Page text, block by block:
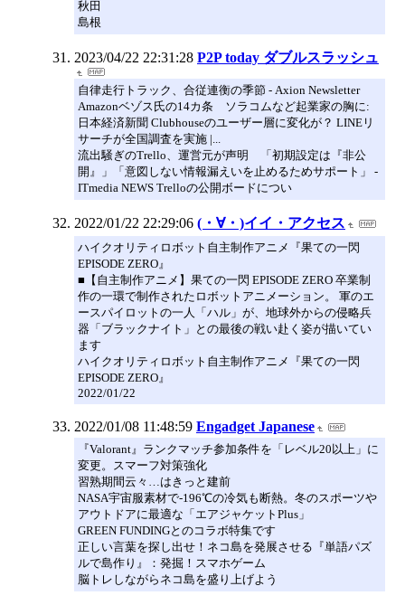
秋田
島根
2023/04/22 22:31:28 P2P today ダブルスラッシュ
自律走行トラック、合従連衡の季節 - Axion Newsletter
Amazonベゾス氏の14カ条 ソラコムなど起業家の胸に:
日本経済新聞 Clubhouseのユーザー層に変化が？ LINEリ
サーチが全国調査を実施 |...
流出騒ぎのTrello、運営元が声明 「初期設定は『非公
開』」「意図しない情報漏えいを止めるためサポート」 -
ITmedia NEWS Trelloの公開ボードについ
2022/01/22 22:29:06 (・∀・)イイ・アクセス
ハイクオリティロボット自主制作アニメ『果ての一閃
EPISODE ZERO』
■【自主制作アニメ】果ての一閃 EPISODE ZERO 卒業制
作の一環で制作されたロボットアニメーション。 軍のエ
ースパイロットの一人「ハル」が、地球外からの侵略兵
器「ブラックナイト」との最後の戦い赴く姿が描いてい
ます
ハイクオリティロボット自主制作アニメ『果ての一閃
EPISODE ZERO』
2022/01/22
2022/01/08 11:48:59 Engadget Japanese
『Valorant』ランクマッチ参加条件を「レベル20以上」に
変更。スマーフ対策強化
習熟期間云々…はきっと建前
NASA宇宙服素材で-196℃の冷気も断熱。冬のスポーツや
アウトドアに最適な「エアジャケットPlus」
GREEN FUNDINGとのコラボ特集です
正しい言葉を探し出せ！ネコ島を発展させる『単語パズ
ルで島作り』：発掘！スマホゲーム
脳トレしながらネコ島を盛り上げよう